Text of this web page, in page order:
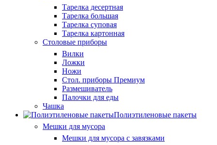
Тарелка десертная
Тарелка большая
Тарелка суповая
Тарелка картонная
Столовые приборы
Вилки
Ложки
Ножи
Стол. приборы Премиум
Размешиватель
Палочки для еды
Чашка
Полиэтиленовые пакеты
Мешки для мусора
Мешки для мусора с завязками